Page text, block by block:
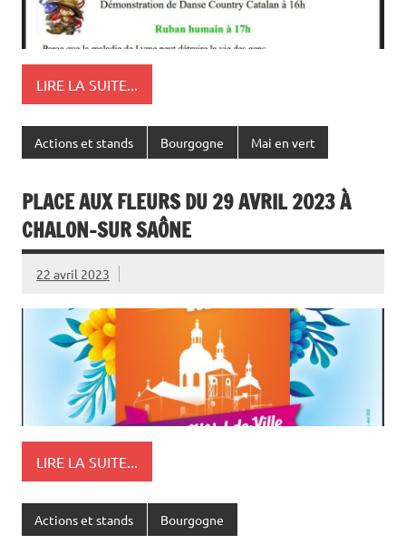
LIRE LA SUITE...
Actions et stands Bourgogne Mai en vert
PLACE AUX FLEURS DU 29 AVRIL 2023 À
CHALON-SUR SAÔNE
22 avril 2023
LIRE LA SUITE...
Actions et stands Bourgogne